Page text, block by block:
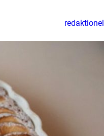
redaktionel